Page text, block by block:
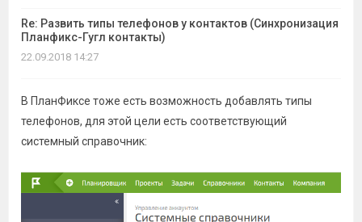
Re: Развить типы телефонов у контактов (Синхронизация
Планфикс-Гугл контакты)
22.09.2018 14:27
В ПланФиксе тоже есть возможность добавлять типы
телефонов, для этой цели есть соответствующий
системный справочник: